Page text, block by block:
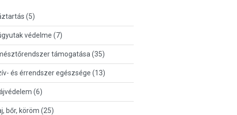
(5)
védelme (7)
támogatása (35)
és érrendszer egészsége (13)
(6)
bőr, köröm (25)